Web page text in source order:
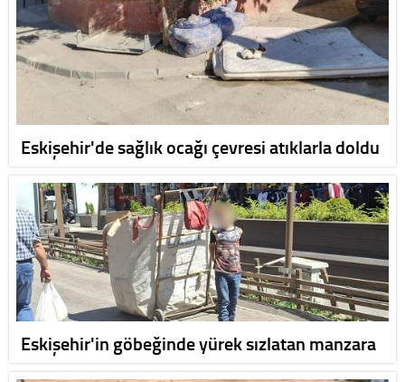
Eskişehir'de sağlık ocağı çevresi atıklarla doldu
Eskişehir'in göbeğinde yürek sızlatan manzara